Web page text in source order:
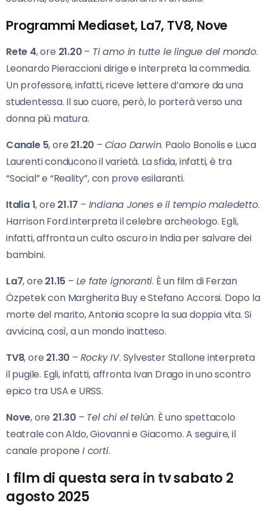
Programmi Mediaset, La7, TV8, Nove
Rete 4, ore 21.20 – Ti amo in tutte le lingue del mondo.
Leonardo Pieraccioni dirige e interpreta la commedia.
Un professore, infatti, riceve lettere d’amore da una
studentessa. Il suo cuore, però, lo porterà verso una
donna più matura.
Canale 5, ore 21.20 – Ciao Darwin. Paolo Bonolis e Luca
Laurenti conducono il varietà. La sfida, infatti, è tra
“Social” e “Reality”, con prove esilaranti.
Italia 1, ore 21.17 – Indiana Jones e il tempio maledetto.
Harrison Ford interpreta il celebre archeologo. Egli,
infatti, affronta un culto oscuro in India per salvare dei
bambini.
La7, ore 21.15 – Le fate ignoranti. È un film di Ferzan
Özpetek con Margherita Buy e Stefano Accorsi. Dopo la
morte del marito, Antonia scopre la sua doppia vita. Si
avvicina, così, a un mondo inatteso.
TV8, ore 21.30 – Rocky IV. Sylvester Stallone interpreta
il pugile. Egli, infatti, affronta Ivan Drago in uno scontro
epico tra USA e URSS.
Nove, ore 21.30 – Tel chi el telùn. È uno spettacolo
teatrale con Aldo, Giovanni e Giacomo. A seguire, il
canale proponeI corti.
I film di questa sera in tv sabato 2
agosto 2025